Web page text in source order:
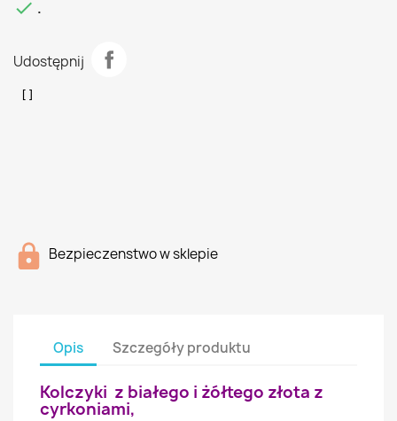
 .
Udostępnij
Bezpieczenstwo w sklepie
Opis Szczegóły produktu
Kolczyki z białego i żółtego złota z
cyrkoniami,